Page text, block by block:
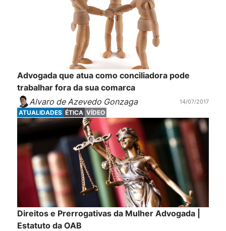
Advogada que atua como conciliadora pode
trabalhar fora da sua comarca
Alvaro de Azevedo Gonzaga
14/07/2017
ATUALIDADES ÉTICA VÍDEO
Direitos e Prerrogativas da Mulher Advogada |
Estatuto da OAB